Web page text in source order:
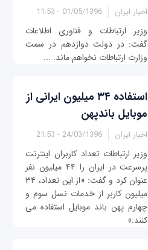
اخبار ایران 01/05/1396 - 11:53
وزیر ارتباطات و فناوری اطلاعات
گفت: در دولت دوازدهم در سمت
وزارت ارتباطات نخواهم ماند. ...
استفاده ۳۴ میلیون ایرانی از
موبایل باندپهن
اخبار ایران 24/03/1396 - 21:53
وزیر ارتباطات تعداد کاربران اینترنت
پرسرعت در ایران را ۴۴ میلیون نفر
عنوان کرد و گفت: «از این تعداد، ۳۴
میلیون کاربر از خدمات نسل سوم و
چهارم پهن باند موبایل استفاده می
کنند.»